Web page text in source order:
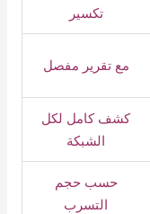
تكسير
مع تقرير مفصل
كشف كامل لكل
الشبكة
حسب حجم
التسرب